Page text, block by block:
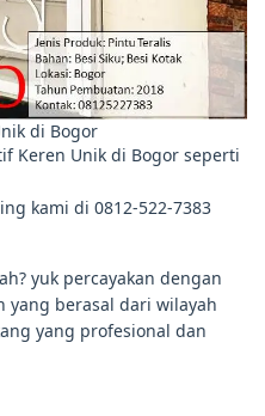
di Bogor
Keren Unik di Bogor seperti
kami di 0812-522-7383
yuk percayakan dengan
yang berasal dari wilayah
yang profesional dan